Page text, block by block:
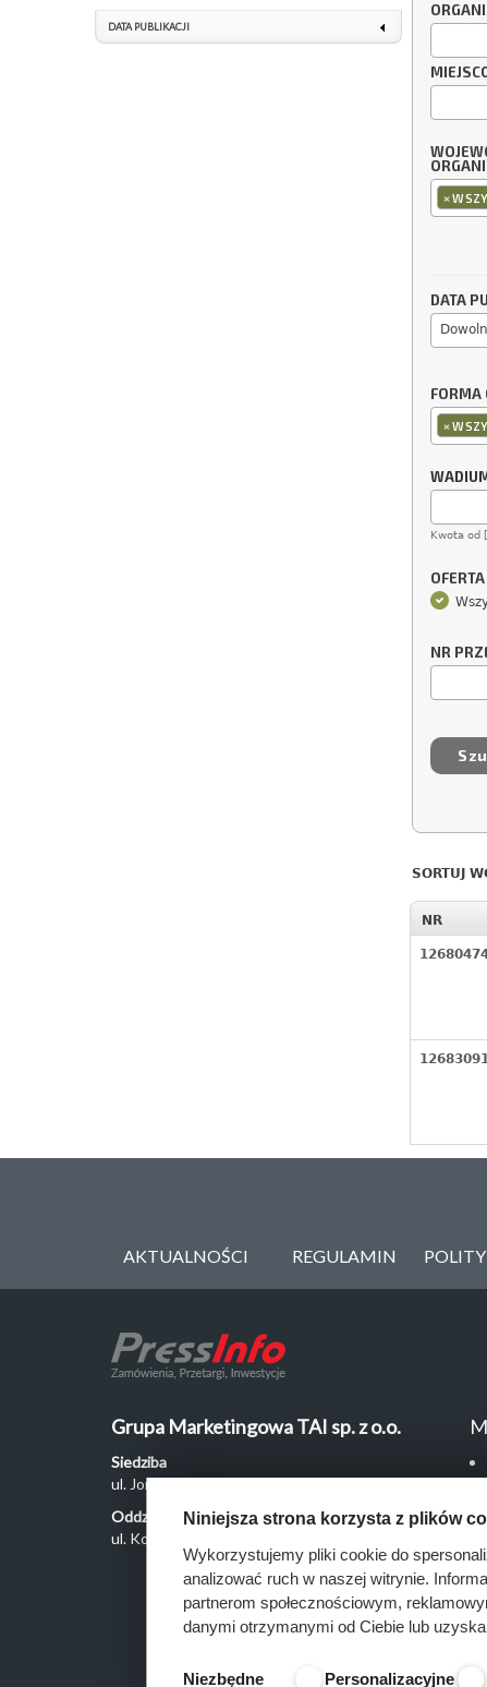
×
DATA
FORMA
×
Kwota od
NR
SORTUJ
NR
DATA PUBLIKACJI
AKTUALNOŚCI REGULAMIN
Grupa Marketingowa TAI sp. z o.o.
Siedziba
ul. Jordanowska 12, 04-204 Warszawa
Oddział Poznań
ul. Kochanowskiego 18/6, 60-846 Poznań
Niniejsza strona korzysta z plików
Wykorzystujemy pliki cookie do
analizować ruch w naszej witrynie.
partnerom społecznościowym,
danymi otrzymanymi od Ciebie lub
Niezbędne Personalizacyjne